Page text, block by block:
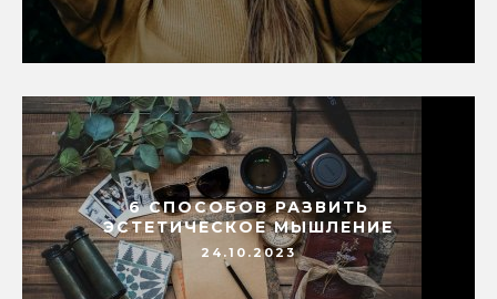
6 СПОСОБОВ РАЗВИТЬ
ЭСТЕТИЧЕСКОЕ МЫШЛЕНИЕ
24.10.2023